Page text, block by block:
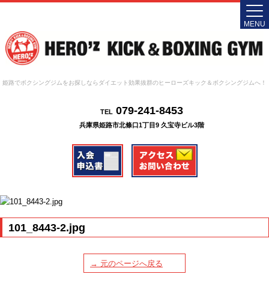
姫路でボクシングジムをお探しならダイエット効果抜群のヒーローズキック＆ボクシングジムへ！
TEL079-241-8453
兵庫県姫路市北條口1丁目9 久宝寺ビル3階
MENU
101_8443-2.jpg
→ 元のページへ戻る